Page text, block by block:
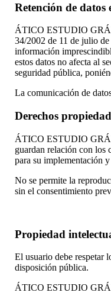
Retención de
ÁTICO ESTUDIO
34/2002 de 11 de julio
información
estos datos no afecta al
seguridad pública,
La comunicación de
Derechos
ÁTICO ESTUDIO
guardan relación con los
para su implementación
No se permite la
sin el consentimiento
Propiedad
El usuario debe respetar
disposición pública.
ÁTICO ESTUDIO